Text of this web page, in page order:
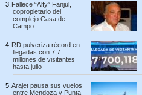
Fallece “Alfy” Fanjul,
copropietario del
complejo Casa de
Campo
RD pulveriza récord en
llegadas con 7,7
millones de visitantes
hasta julio
Arajet pausa sus vuelos
entre Mendoza y Punta